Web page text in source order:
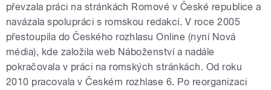
převzala práci na stránkách Romové v České republice a
navázala spolupráci s romskou redakcí. V roce 2005
přestoupila do Českého rozhlasu Online (nyní Nová
média), kde založila web Náboženství a nadále
pokračovala v práci na romských stránkách. Od roku
2010 pracovala v Českém rozhlase 6. Po reorganizaci